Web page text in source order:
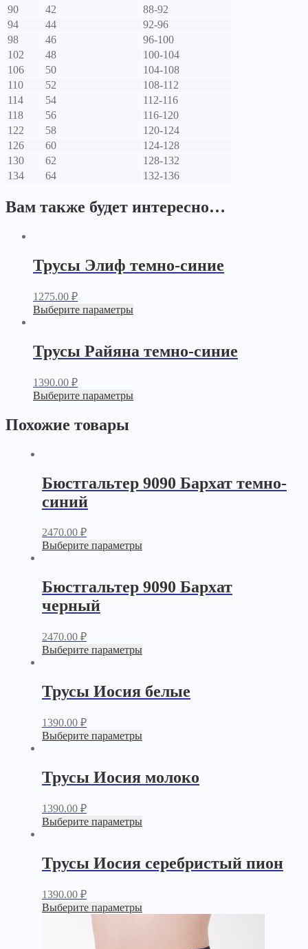
90
42
88-92
94
44
92-96
98
46
96-100
102
48
100-104
106
50
104-108
110
52
108-112
114
54
112-116
118
56
116-120
122
58
120-124
126
60
124-128
130
62
128-132
134
64 132-136
Вам также будет интересно…
Трусы Элиф темно-синие
1275.00 ₽
Выберите параметры
Трусы Райяна темно-синие
1390.00 ₽
Выберите параметры
Похожие товары
Бюстгальтер 9090 Бархат темно-
синий
2470.00 ₽
Выберите параметры
Бюстгальтер 9090 Бархат
черный
2470.00 ₽
Выберите параметры
Трусы Иосия белые
1390.00 ₽
Выберите параметры
Трусы Иосия молоко
1390.00 ₽
Выберите параметры
Трусы Иосия серебристый пион
1390.00 ₽
Выберите параметры